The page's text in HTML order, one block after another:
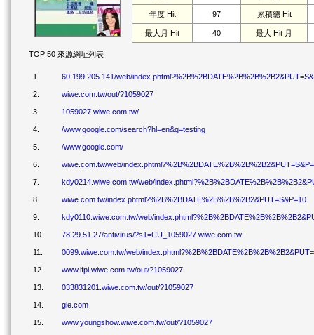
年度 Hit 97 累積總 Hit
最大月 Hit 40 最大 Hit 月
TOP 50 來源網址列表
1. 60.199.205.141/web/
2. wiwe.com.tw/out/?1059027
3. 1059027.wiwe.com.tw/
4. /www.google.com/search?hl=en&q=testing
5. /www.google.com/
6. wiwe.com.tw/web/
7. kdy0214.wiwe.com.tw/web/
8. wiwe.com.tw/index.phtml?%2B%2BDATE%2B%2B%2B2&PUT=S&P=10
9. kdy0110.wiwe.com.tw/web/
10. 78.29.51.27/antivirus/?s1=CU_1059027.wiwe.com.tw
11. 0099.wiwe.com.tw/web/
12. www.ifpi.wiwe.com.tw/out/?1059027
13. 033831201.wiwe.com.tw/out/?1059027
14. gle.com
15. www.youngshow.wiwe.com.tw/out/?1059027